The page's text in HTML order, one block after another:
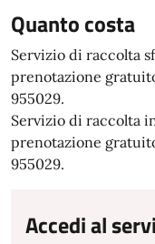
Quanto costa
Servizio di raccolta
prenotazione
955029.
Servizio di raccolta
prenotazione
955029.
Accedi al